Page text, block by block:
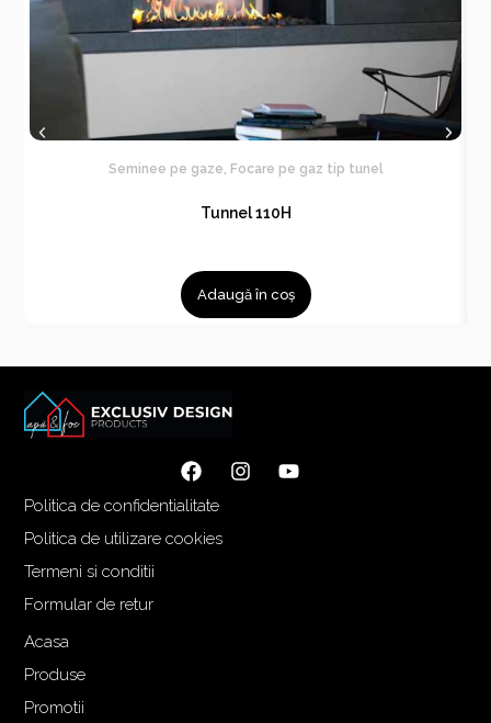
Seminee pe gaze, Focare pe gaz tip tunel
Tunnel 110H
Adaugă în coș
Politica de confidentialitate
Politica de utilizare cookies
Termeni si conditii
Formular de retur
Acasa
Produse
Promotii